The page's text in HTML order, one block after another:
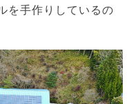
を手作りしているの